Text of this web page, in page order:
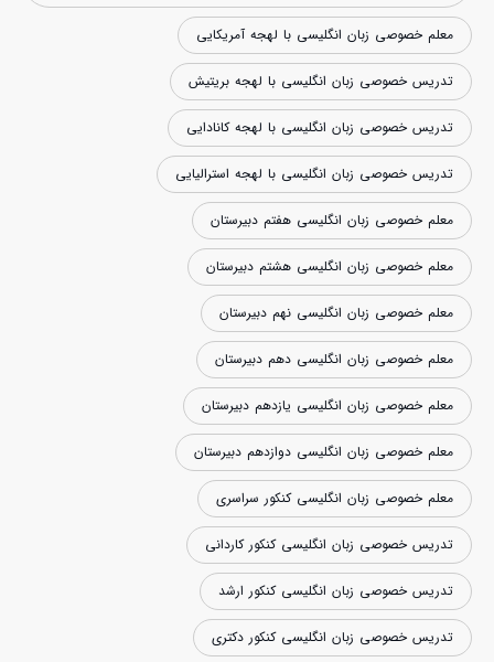
معلم خصوصی زبان انگلیسی با لهجه آمریکایی
تدریس خصوصی زبان انگلیسی با لهجه بریتیش
تدریس خصوصی زبان انگلیسی با لهجه کانادایی
تدریس خصوصی زبان انگلیسی با لهجه استرالیایی
معلم خصوصی زبان انگلیسی هفتم دبیرستان
معلم خصوصی زبان انگلیسی هشتم دبیرستان
معلم خصوصی زبان انگلیسی نهم دبیرستان
معلم خصوصی زبان انگلیسی دهم دبیرستان
معلم خصوصی زبان انگلیسی یازدهم دبیرستان
معلم خصوصی زبان انگلیسی دوازدهم دبیرستان
معلم خصوصی زبان انگلیسی کنکور سراسری
تدریس خصوصی زبان انگلیسی کنکور کاردانی
تدریس خصوصی زبان انگلیسی کنکور ارشد
تدریس خصوصی زبان انگلیسی کنکور دکتری